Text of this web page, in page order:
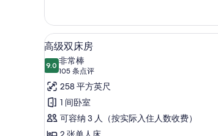
有
照
片
房
(No
View)
多
息
显
示
高
级
双
床
羽绒被、客房
8
高级双床房
9.09.0 分，满分 10 分
非常棒
105 条点评
(105
条
点
评)
258 平方英尺
1 间卧室
可容纳 3 人（按实际入住人数收费）